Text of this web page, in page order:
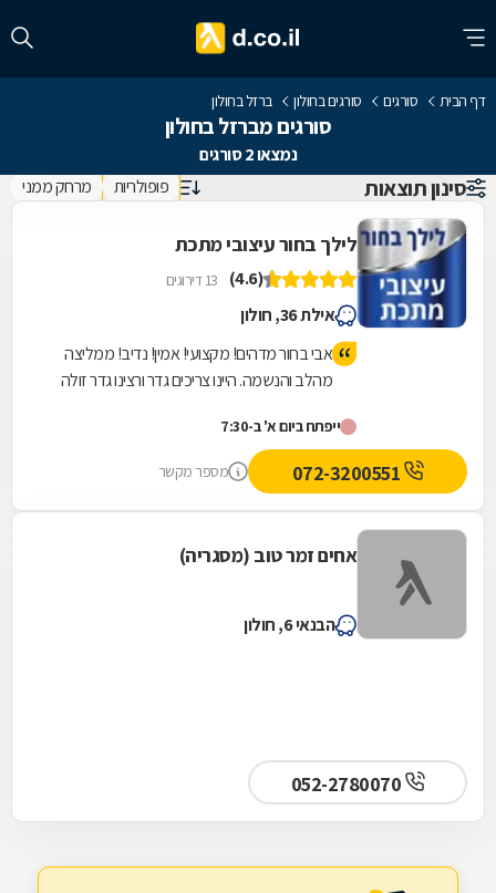
דף הבית סורגים סורגים בחולון ברזל בחולון
סורגים מברזל בחולון
נמצאו 2 סורגים
סינון תוצאות פופולריות מרחק ממני
לילך בחור עיצובי מתכת
(4.6) 13 דירוגים
אילת 36, חולון
אבי בחור מדהים! מקצועי! אמין! נדיב! ממליצה
מהלב והנשמה. היינו צריכים גדר ורצינו גדר זולה
לא ממליץ על הגדר שרצינו, אבל אנחנו
התעקשנו כי רצינו זול. ביום ההתקנה אבי שם לנו
גדר יותר יקרה כי זה היה בניגוד למה שהמליץ
ולקח מחיר נמוך לפי הגדר הוזלה. בעניין התשלום
על סמך מילה וגבה את הכסף מהקבלן, בנוסף
בקשר של חג שמח וכדומה מאחר שבאמת אדם
ייפתח ביום א' ב-7:30
מספר מקשר
אחים זמר טוב (מסגריה)
הבנאי 6, חולון